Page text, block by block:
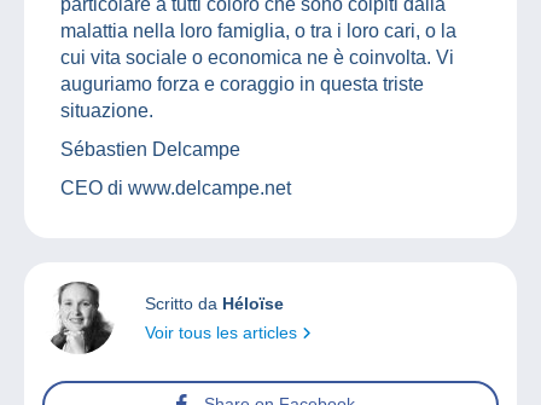
malattia nella loro famiglia, o tra i loro cari, o la
cui vita sociale o economica ne è coinvolta. Vi
auguriamo forza e coraggio in questa triste
situazione.
Sébastien Delcampe
CEO di www.delcampe.net
Scritto da Héloïse
Voir tous les articles